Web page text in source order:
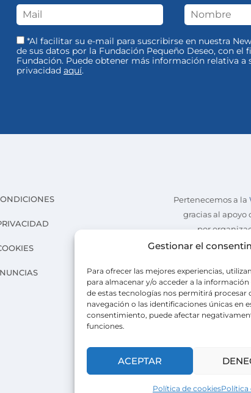
Gestionar el
Para ofrecer las mejores experiencias,
para almacenar y/o acceder a la
de estas tecnologías nos permitirá
navegación o las identificaciones únicas en
consentimiento, puede afectar
funciones.
ACEPTAR
Política de cookiesPolítica
*Al facilitar su e-mail para suscribirse en nuestra
de sus datos por la Fundación Pequeño Deseo, con el
Fundación. Puede obtener más información relativa a
privacidad aquí.
Pertenecemos a la
gracias al apoyo
por